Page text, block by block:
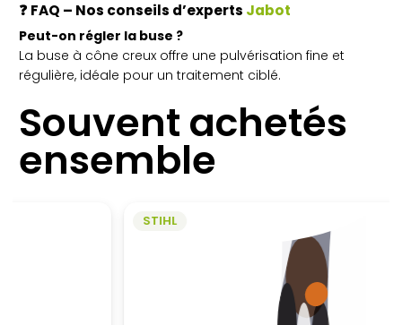
❓ FAQ – Nos conseils d’experts Jabot
Peut-on régler la buse ?
La buse à cône creux offre une pulvérisation fine et
régulière, idéale pour un traitement ciblé.
Souvent achetés
ensemble